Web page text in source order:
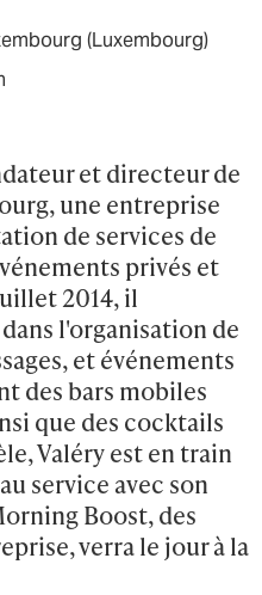
(Luxembourg)
et directeur de
une entreprise
de services de
privés et
2014, il
l'organisation de
et événements
des bars mobiles
que des cocktails
Valéry est en train
service avec son
Boost, des
verra le jour à la